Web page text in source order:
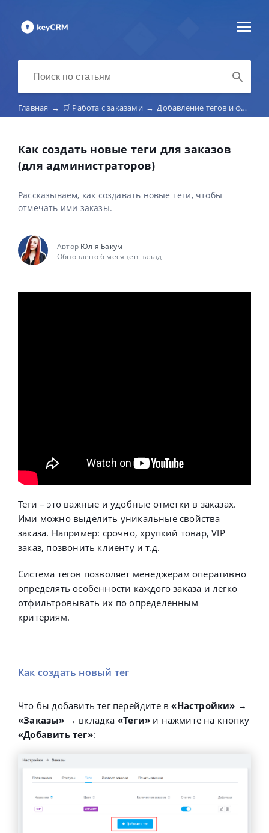
Главная → 🛒 Работа с заказами → Добавление тегов и файлов к заказам
Как создать новые теги для заказов
(для администраторов)
Рассказываем, как создавать новые теги, чтобы
отмечать ими заказы.
Автор Юлія Бакум
Обновлено 6 месяцев назад
Теги – это важные и удобные отметки в заказах.
Ими можно выделить уникальные свойства
заказа. Например: срочно, хрупкий товар, VIP
заказ, позвонить клиенту и т.д.
Система тегов позволяет менеджерам оперативно
определять особенности каждого заказа и легко
отфильтровывать их по определенным
критериям.
Как создать новый тег
Что бы добавить тег перейдите в«Настройки» →
«Заказы» → вкладка «Теги» и нажмите на кнопку
«Добавить тег»: